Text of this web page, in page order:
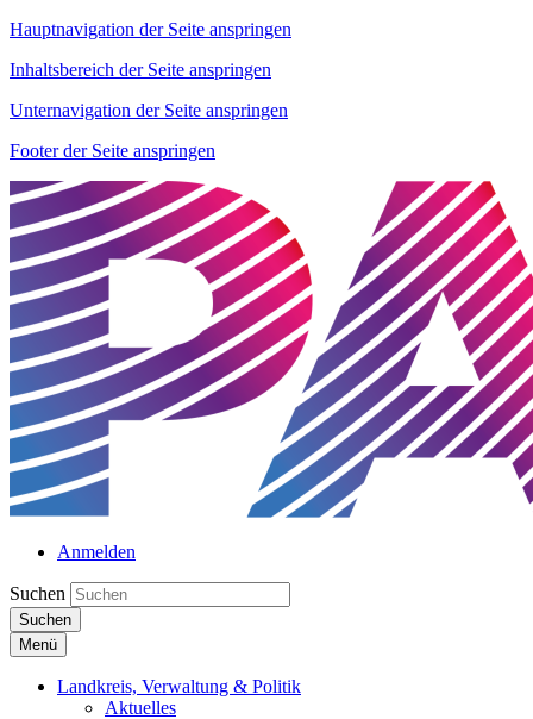
Hauptnavigation der Seite anspringen
Inhaltsbereich der Seite anspringen
Unternavigation der Seite anspringen
Footer der Seite anspringen
Anmelden
Suchen
Suchen
Menü
Landkreis, Verwaltung & Politik
Aktuelles